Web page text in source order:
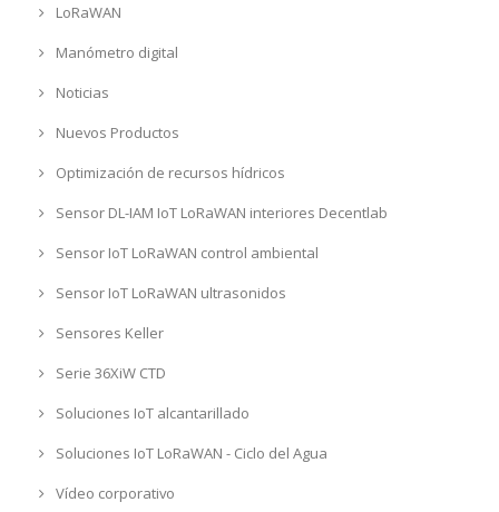
LoRaWAN
Manómetro digital
Noticias
Nuevos Productos
Optimización de recursos hídricos
Sensor DL-IAM IoT LoRaWAN interiores Decentlab
Sensor IoT LoRaWAN control ambiental
Sensor IoT LoRaWAN ultrasonidos
Sensores Keller
Serie 36XiW CTD
Soluciones IoT alcantarillado
Soluciones IoT LoRaWAN - Ciclo del Agua
Vídeo corporativo